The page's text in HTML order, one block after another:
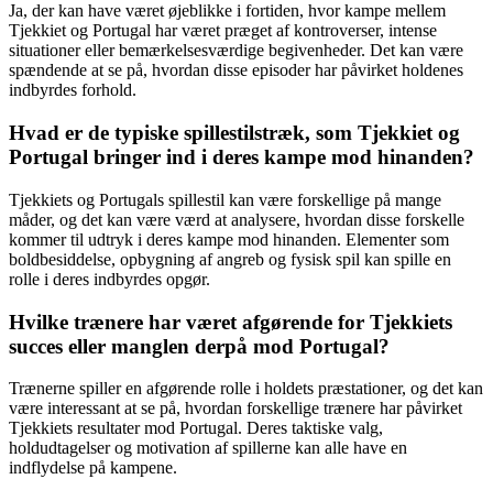
Ja, der kan have været øjeblikke i fortiden, hvor kampe mellem
Tjekkiet og Portugal har været præget af kontroverser, intense
situationer eller bemærkelsesværdige begivenheder. Det kan være
spændende at se på, hvordan disse episoder har påvirket holdenes
indbyrdes forhold.
Hvad er de typiske spillestilstræk, som Tjekkiet og
Portugal bringer ind i deres kampe mod hinanden?
Tjekkiets og Portugals spillestil kan være forskellige på mange
måder, og det kan være værd at analysere, hvordan disse forskelle
kommer til udtryk i deres kampe mod hinanden. Elementer som
boldbesiddelse, opbygning af angreb og fysisk spil kan spille en
rolle i deres indbyrdes opgør.
Hvilke trænere har været afgørende for Tjekkiets
succes eller manglen derpå mod Portugal?
Trænerne spiller en afgørende rolle i holdets præstationer, og det kan
være interessant at se på, hvordan forskellige trænere har påvirket
Tjekkiets resultater mod Portugal. Deres taktiske valg,
holdudtagelser og motivation af spillerne kan alle have en
indflydelse på kampene.